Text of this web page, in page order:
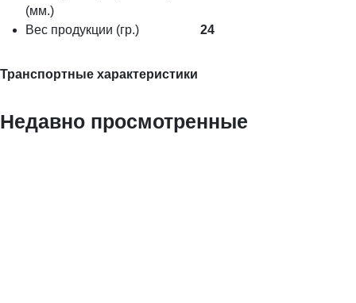
(мм.)
Вес продукции (гр.) 24
Транспортные характеристики
Недавно просмотренные